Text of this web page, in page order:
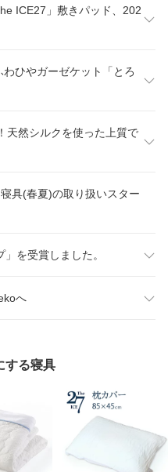
ICE27」敷きパッド、202
ひやガーゼケット「とろ
天然シルクを使った上質で
具(春夏)の取り扱いスター
を受賞しました。
へ
する寝具